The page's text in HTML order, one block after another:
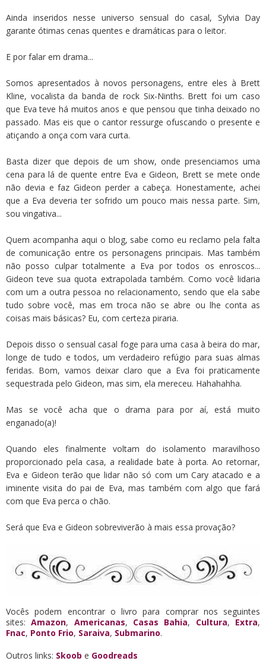
Ainda inseridos nesse universo sensual do casal, Sylvia Day
garante ótimas cenas quentes e dramáticas para o leitor.
E por falar em drama...
Somos apresentados à novos personagens, entre eles à Brett
Kline, vocalista da banda de rock Six-Ninths. Brett foi um caso
que Eva teve há muitos anos e que pensou que tinha deixado no
passado. Mas eis que o cantor ressurge ofuscando o presente e
atiçando a onça com vara curta.
Basta dizer que depois de um show, onde presenciamos uma
cena para lá de quente entre Eva e Gideon, Brett se mete onde
não devia e faz Gideon perder a cabeça. Honestamente, achei
que a Eva deveria ter sofrido um pouco mais nessa parte. Sim,
sou vingativa...
Quem acompanha aqui o blog, sabe como eu reclamo pela falta
de comunicação entre os personagens principais. Mas também
não posso culpar totalmente a Eva por todos os enroscos...
Gideon teve sua quota extrapolada também. Como você lidaria
com um a outra pessoa no relacionamento, sendo que ela sabe
tudo sobre você, mas em troca não se abre ou lhe conta as
coisas mais básicas? Eu, com certeza piraria.
Depois disso o sensual casal foge para uma casa à beira do mar,
longe de tudo e todos, um verdadeiro refúgio para suas almas
feridas. Bom, vamos deixar claro que a Eva foi praticamente
sequestrada pelo Gideon, mas sim, ela mereceu. Hahahahha.
Mas se você acha que o drama para por aí, está muito
enganado(a)!
Quando eles finalmente voltam do isolamento maravilhoso
proporcionado pela casa, a realidade bate à porta. Ao retornar,
Eva e Gideon terão que lidar não só com um Cary atacado e a
iminente visita do pai de Eva, mas também com algo que fará
com que Eva perca o chão.
Será que Eva e Gideon sobreviverão à mais essa provação?
Vocês podem encontrar o livro para comprar nos seguintes
sites:Amazon, Americanas, Casas Bahia, Cultura, Extra,
Fnac, Ponto Frio, Saraiva, Submarino.
Outros links: Skoob e Goodreads